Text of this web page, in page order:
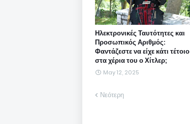
Ηλεκτρονικές Ταυτότητες και
Προσωπικός Αριθμός:
Φαντάζεστε να είχε κάτι τέτοιο
στα χέρια του ο Χίτλερ;
May 12, 2025
Νεότερη